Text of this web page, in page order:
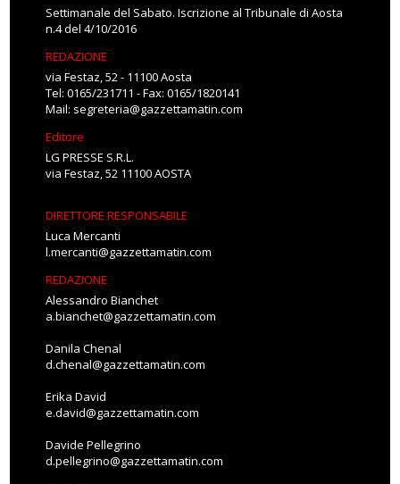
Settimanale del Sabato. Iscrizione al Tribunale di Aosta
n.4 del 4/10/2016
REDAZIONE
via Festaz, 52 - 11100 Aosta
Tel: 0165/231711 - Fax: 0165/1820141
Mail: segreteria@gazzettamatin.com
Editore
LG PRESSE S.R.L.
via Festaz, 52 11100 AOSTA
DIRETTORE RESPONSABILE
Luca Mercanti
l.mercanti@gazzettamatin.com
REDAZIONE
Alessandro Bianchet
a.bianchet@gazzettamatin.com
Danila Chenal
d.chenal@gazzettamatin.com
Erika David
e.david@gazzettamatin.com
Davide Pellegrino
d.pellegrino@gazzettamatin.com